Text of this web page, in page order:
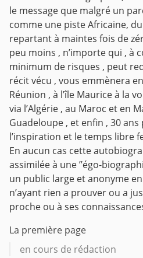
le message que malgré un
comme une piste Africaine,
repartant à maintes fois de
peu moins , n’importe qui , à
minimum de risques , peut
récit vécu , vous emmènera
Réunion , à l’île Maurice à la
via l’Algérie , au Maroc et en
Guadeloupe , et enfin , 30
l’inspiration et le temps libre
En aucun cas cette
assimilée à une ’’égo-
un public large et anonyme
n’ayant rien a prouver ou a
proche ou à ses
La première page
en cours de rédaction